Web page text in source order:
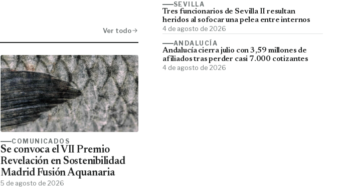
Ver todo
COMUNICADOS
Se convoca el VII Premio
Revelación en Sostenibilidad
Madrid Fusión Aquanaria
5 de agosto de 2026
SEVILLA
Tres funcionarios de Sevilla II resultan
heridos al sofocar una pelea entre internos
4 de agosto de 2026
ANDALUCÍA
Andalucía cierra julio con 3,59 millones de
afiliados tras perder casi 7.000 cotizantes
4 de agosto de 2026